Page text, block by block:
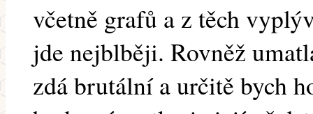
včetně grafů a z těch
jde nejblběji. Rovněž
zdá brutální a určitě bych